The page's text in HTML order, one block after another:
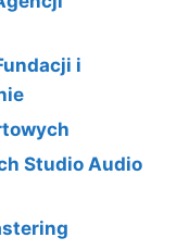
i
Studio Audio